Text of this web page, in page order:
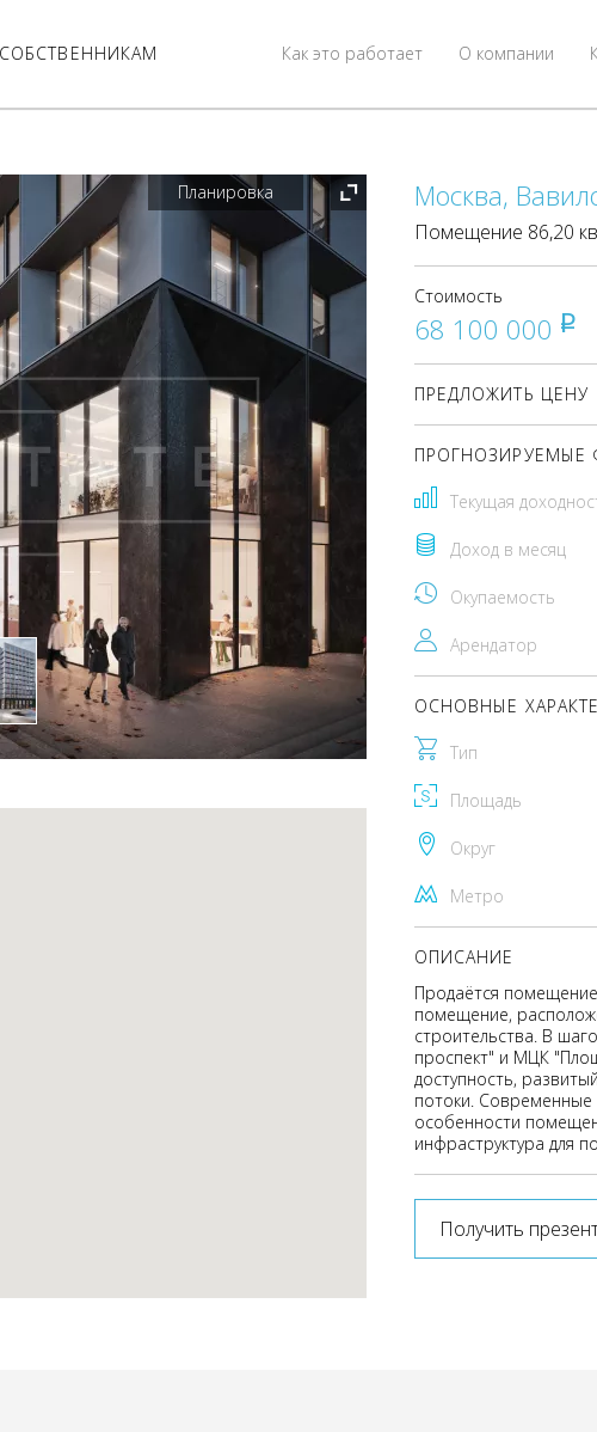
О компании
Как это работает
Планировка
Москва,
Помещение 86,20
Стоимость
68 100 000 pуб
ПРЕДЛОЖИТЬ ЦЕНУ
ПРОГНОЗИРУЕМЫЕ
Текущая
Доход в месяц
Окупаемость
Арендатор
ОСНОВНЫЕ
Тип
Площадь
Округ
Метро
ОПИСАНИЕ
Продаётся
помещение,
строительства. В
проспект" и МЦК
доступность,
потоки. Современные
особенности
инфраструктура для
Получить